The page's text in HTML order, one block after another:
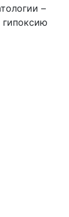
–